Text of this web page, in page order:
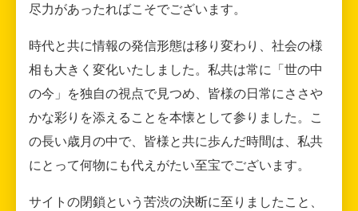
尽力があったればこそでございます。
時代と共に情報の発信形態は移り変わり、社会の様
相も大きく変化いたしました。私共は常に「世の中
の今」を独自の視点で見つめ、皆様の日常にささや
かな彩りを添えることを本懐として参りました。こ
の長い歳月の中で、皆様と共に歩んだ時間は、私共
にとって何物にも代えがたい至宝でございます。
サイトの閉鎖という苦渋の決断に至りましたこと、